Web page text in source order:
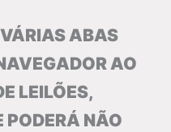
ABAS
AO
LEILÕES,
PODERÁ NÃO